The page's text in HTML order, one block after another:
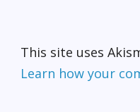
This site uses
Learn how your